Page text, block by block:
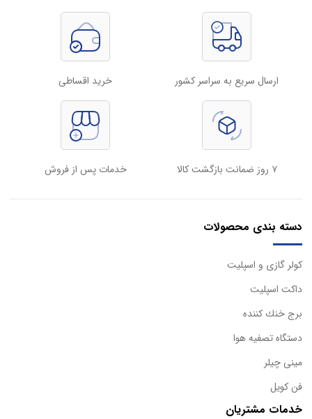
ارسال سریع به سراسر کشور خرید اقساطی
۷ روز ضمانت بازگشت کالا خدمات پس از فروش
دسته بندی محصولات
كولر گازی و اسپليت
داكت اسپليت
برج خنك كننده
دستگاه تصفيه هوا
مینی چیلر
فن کویل
خدمات مشتریان